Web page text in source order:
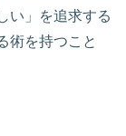
い」を追求する
術を持つこと